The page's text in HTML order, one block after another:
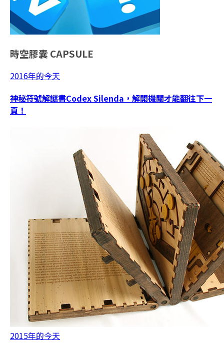
時空膠囊 CAPSULE
2016年的今天
神秘符號解謎書Codex Silenda，解開機關才能翻往下一
頁！
2015年的今天